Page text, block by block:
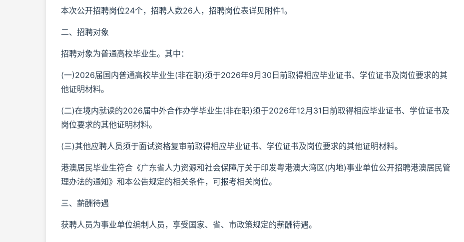
本次公开招聘岗位24个，招聘人数26人，招聘岗位表详见附件1。
二、招聘对象
招聘对象为普通高校毕业生。其中：
(一)2026届国内普通高校毕业生(非在职)须于2026年9月30日前取得相应毕业证书、学位证书及岗位要求的其
他证明材料。
(二)在境内就读的2026届中外合作办学毕业生(非在职)须于2026年12月31日前取得相应毕业证书、学位证书及
岗位要求的其他证明材料。
(三)其他应聘人员须于面试资格复审前取得相应毕业证书、学位证书及岗位要求的其他证明材料。
港澳居民毕业生符合《广东省人力资源和社会保障厅关于印发粤港澳大湾区(内地)事业单位公开招聘港澳居民管
理办法的通知》和本公告规定的相关条件，可报考相关岗位。
三、薪酬待遇
获聘人员为事业单位编制人员，享受国家、省、市政策规定的薪酬待遇。